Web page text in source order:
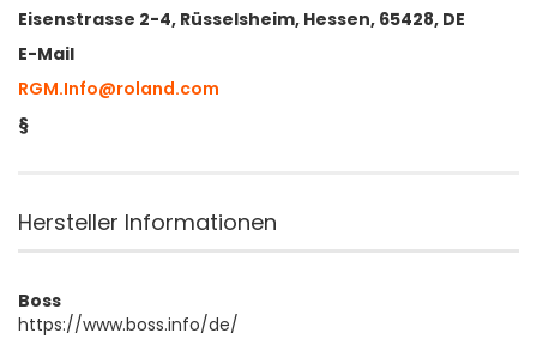
Eisenstrasse 2-4, Rüsselsheim, Hessen, 65428, DE
E-Mail
RGM.Info@roland.com
§
Hersteller Informationen
Boss
https://www.boss.info/de/